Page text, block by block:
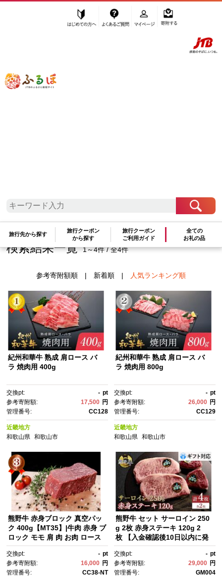
ふるぽ JTBのふるさと納税サイト
旅行先から探す
旅行クーポン
から探す
旅行クーポン
ご利用ガイド
全ての
お礼の品
検索結果一覧 1～4件 / 全4件
参考寄附額順| 新着順| 人気ランキング順
紀州和華牛 熟成 肩ロース バ
ラ 焼肉用 400g
交換pt: - pt
参考寄附額:
17,500 円
管理番号:
CC128
近畿地方
和歌山県
和歌山市
紀州和華牛 熟成 肩ロース バ
ラ 焼肉用 800g
交換pt: - pt
参考寄附額:
26,000 円
管理番号:
CC129
近畿地方
和歌山県 和歌山市
熊野牛 赤身ブロック 真空パッ
ク 400g【MT35】|牛肉 赤身 ブ
ロック モモ 肩 肉 お肉 ロース
きにく BBQ 和牛 牛肉 赤身 ブ
ロック 人気 おすすめ 牛肉 ギフ
ト お取り寄せ 熊野牛 黒毛和
交換pt: - pt
参考寄附額:
16,000 円
管理番号:
CC38-NT
熊野牛 セット サーロイン 250
g 2枚 赤身ステーキ 120g 2
枚 【入金確認後10日以内に発
交換pt: - pt
参考寄附額:
29,000 円
管理番号:
GM004